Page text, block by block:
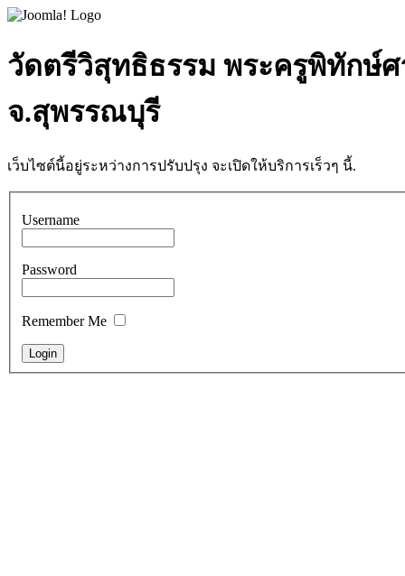
วัดตรีวิสุทธิธรรม พระครูพิทักษ์
จ.สุพรรณบุรี
เว็บไซต์นี้อยู่ระหว่างการปรับปรุง จะเปิดให้บริการเร็วๆ นี้.
Username
Password
Remember Me